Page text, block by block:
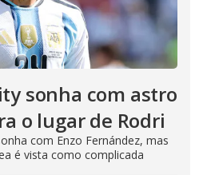
sonha com astro
o lugar de Rodri
com Enzo Fernández, mas
é vista como complicada